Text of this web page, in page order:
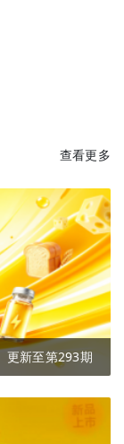
查看更多
更新至第293期